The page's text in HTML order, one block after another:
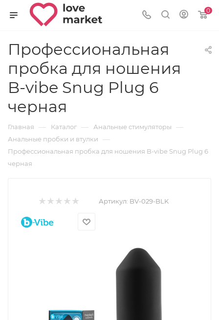
0
Профессиональная
пробка для ношения
B-vibe Snug Plug 6
черная
Главная — Каталог — Анальные стимуляторы —
Анальные пробки и втулки —
Профессиональная пробка для ношения B-vibe Snug Plug 6
черная
Артикул: BV-029-BLK